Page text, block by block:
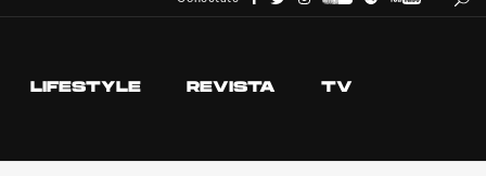
LIFESTYLE REVISTA TV